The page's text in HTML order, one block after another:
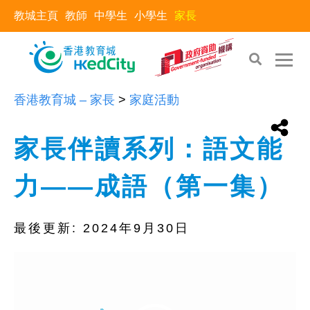
教城主頁 教師 中學生 小學生 家長
香港教育城 – 家長 > 家庭活動
家長伴讀系列：語文能
力——成語（第一集）
最後更新: 2024年9月30日